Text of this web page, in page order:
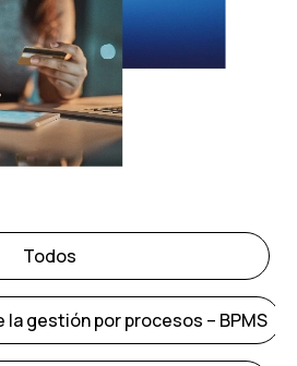
Todos
gestión por procesos – BPMS